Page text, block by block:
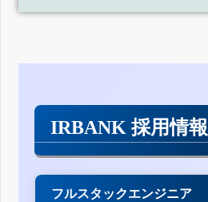
IRBANK 採用情報
フルスタックエンジニア